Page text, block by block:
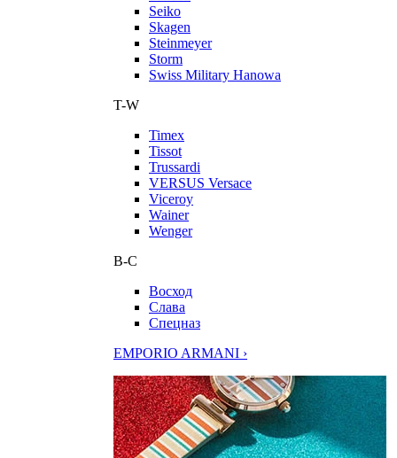
Seiko
Skagen
Steinmeyer
Storm
Swiss Military Hanowa
T-W
Timex
Tissot
Trussardi
VERSUS Versace
Viceroy
Wainer
Wenger
В-С
Восход
Слава
Спецназ
EMPORIO ARMANI ›